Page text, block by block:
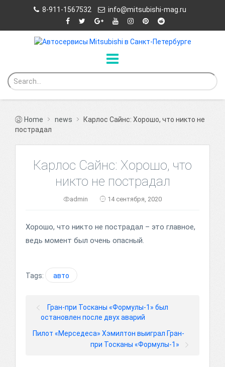
8-911-1567532 info@mitsubishi-mag.ru
Home news
Карлос Сайнс: Хорошо, что никто не
пострадал
Карлос Сайнс: Хорошо, что
никто не пострадал
admin 14 сентября, 2020
Хорошо, что никто не пострадал – это главное,
ведь момент был очень опасный.
Tags: авто
Гран-при Тосканы «Формулы-1» был
остановлен после двух аварий
Пилот «Мерседеса» Хэмилтон выиграл Гран-
при Тосканы «Формулы-1»